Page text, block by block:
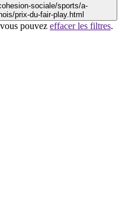
sociale/sports/a-
prix-du-fair-play.html
pouvez effacer les filtres.